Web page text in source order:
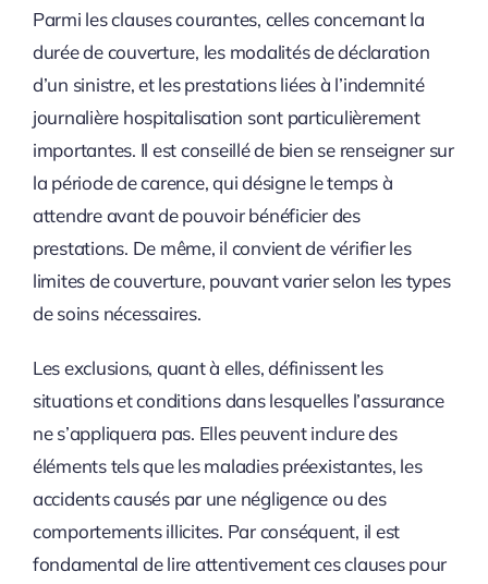
Parmi les clauses courantes, celles concernant la
durée de couverture, les modalités de déclaration
d’un sinistre, et les prestations liées à l’indemnité
journalière hospitalisation sont particulièrement
importantes. Il est conseillé de bien se renseigner sur
la période de carence, qui désigne le temps à
attendre avant de pouvoir bénéficier des
prestations. De même, il convient de vérifier les
limites de couverture, pouvant varier selon les types
de soins nécessaires.
Les exclusions, quant à elles, définissent les
situations et conditions dans lesquelles l’assurance
ne s’appliquera pas. Elles peuvent inclure des
éléments tels que les maladies préexistantes, les
accidents causés par une négligence ou des
comportements illicites. Par conséquent, il est
fondamental de lire attentivement ces clauses pour